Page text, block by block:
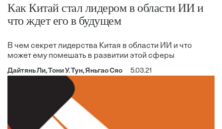
Как Китай стал лидером в области ИИ и
что ждет его в будущем
В чем секрет лидерства Китая в области ИИ и что
может ему помешать в развитии этой сферы
Дайтянь Ли, Тони У. Тун, Яньгао Сяо 5.03.21